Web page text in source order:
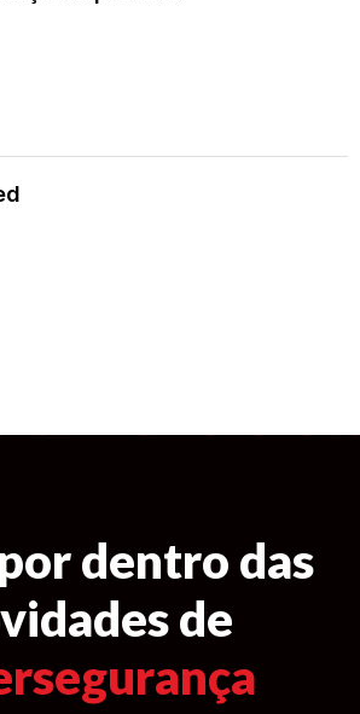
dentro das
de